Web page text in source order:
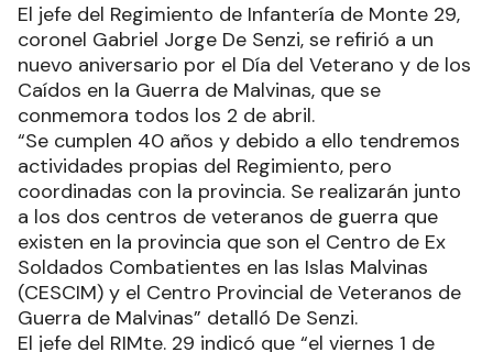
El jefe del Regimiento de Infantería de Monte 29,
coronel Gabriel Jorge De Senzi, se refirió a un
nuevo aniversario por el Día del Veterano y de los
Caídos en la Guerra de Malvinas, que se
conmemora todos los 2 de abril.
“Se cumplen 40 años y debido a ello tendremos
actividades propias del Regimiento, pero
coordinadas con la provincia. Se realizarán junto
a los dos centros de veteranos de guerra que
existen en la provincia que son el Centro de Ex
Soldados Combatientes en las Islas Malvinas
(CESCIM) y el Centro Provincial de Veteranos de
Guerra de Malvinas” detalló De Senzi.
El jefe del RIMte. 29 indicó que “el viernes 1 de